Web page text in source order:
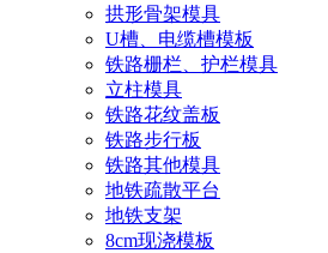
拱形骨架模具
U槽、电缆槽模板
铁路栅栏、护栏模具
立柱模具
铁路花纹盖板
铁路步行板
铁路其他模具
地铁疏散平台
地铁支架
8cm现浇模板